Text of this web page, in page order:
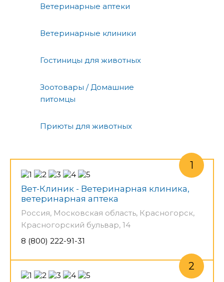
Ветеринарные аптеки
Ветеринарные клиники
Гостиницы для животных
Зоотовары / Домашние
питомцы
Приюты для животных
Вет-Клиник - Ветеринарная клиника,
ветеринарная аптека
Россия, Московская область, Красногорск,
Красногорский бульвар, 14
8 (800) 222-91-31